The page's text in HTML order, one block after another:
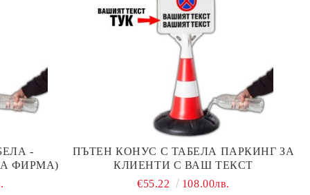
-
ФИРМА)
ПЪТЕН КОНУС С ТАБЕЛА ПАРКИНГ ЗА
КЛИЕНТИ С ВАШ ТЕКСТ
€55.22
108.00лв.